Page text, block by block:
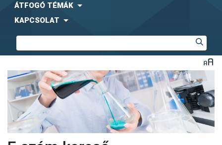
ÁTFOGÓ TÉMÁK
KAPCSOLAT